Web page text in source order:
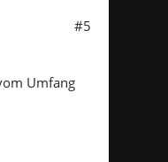
#5
Umfang